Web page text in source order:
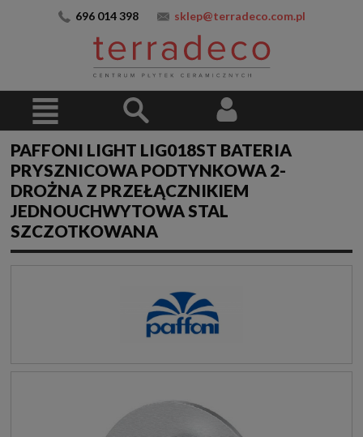
696 014 398 sklep@terradeco.com.pl
PAFFONI LIGHT LIG018ST BATERIA
PRYSZNICOWA PODTYNKOWA 2-
DROŻNA Z PRZEŁĄCZNIKIEM
JEDNOUCHWYTOWA STAL
SZCZOTKOWANA